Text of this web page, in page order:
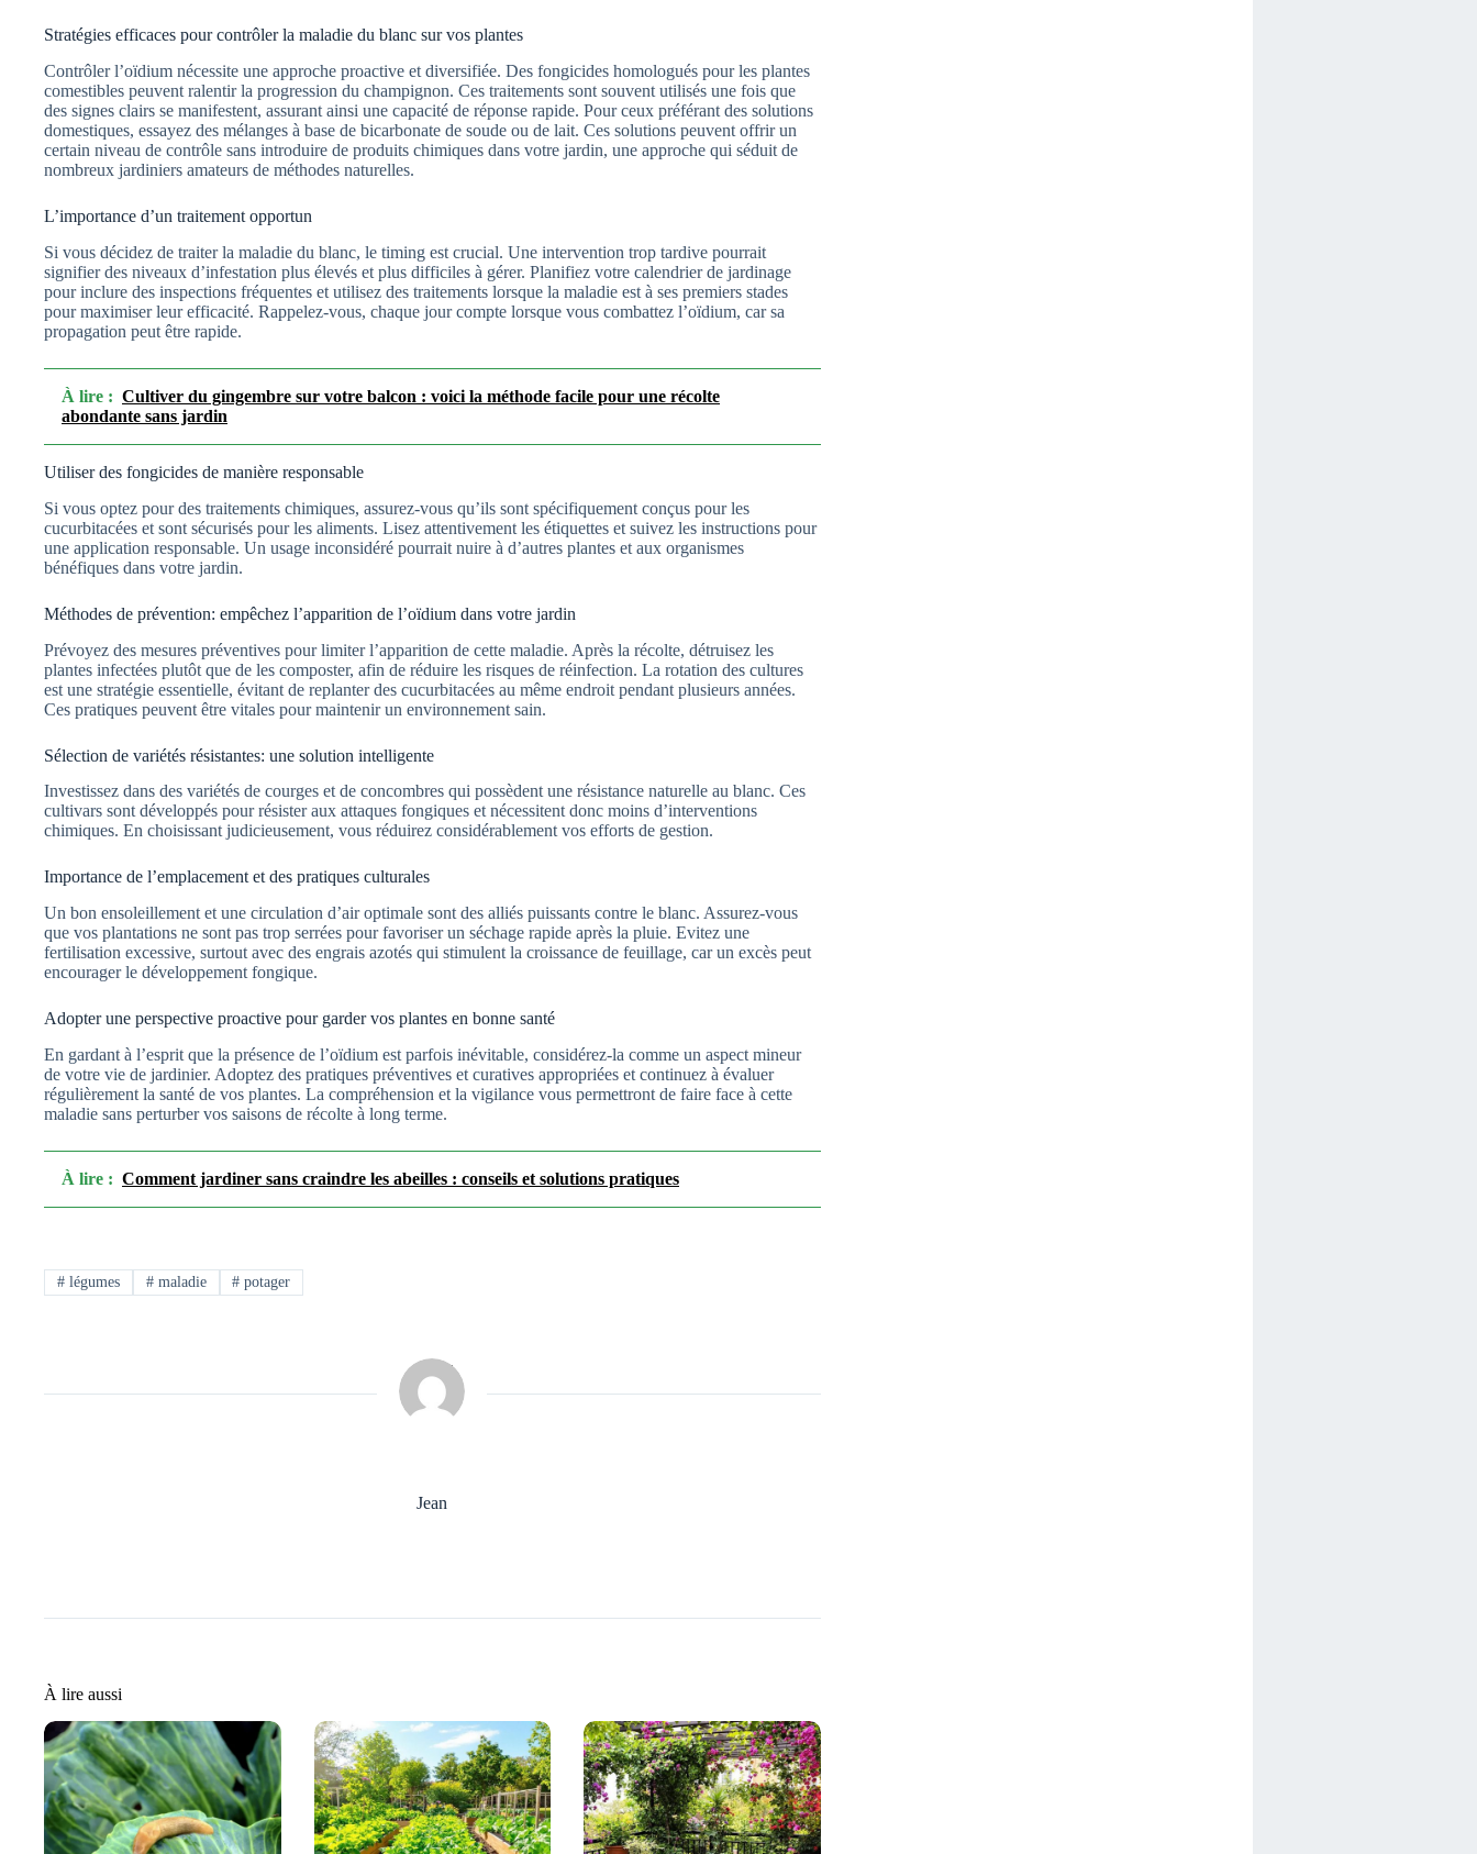
Stratégies efficaces pour contrôler la maladie du blanc sur vos plantes
Contrôler l’oïdium nécessite une approche proactive et diversifiée. Des fongicides homologués pour les plantes
comestibles peuvent ralentir la progression du champignon. Ces traitements sont souvent utilisés une fois que
des signes clairs se manifestent, assurant ainsi une capacité de réponse rapide. Pour ceux préférant des solutions
domestiques, essayez des mélanges à base de bicarbonate de soude ou de lait. Ces solutions peuvent offrir un
certain niveau de contrôle sans introduire de produits chimiques dans votre jardin, une approche qui séduit de
nombreux jardiniers amateurs de méthodes naturelles.
L’importance d’un traitement opportun
Si vous décidez de traiter la maladie du blanc, le timing est crucial. Une intervention trop tardive pourrait
signifier des niveaux d’infestation plus élevés et plus difficiles à gérer. Planifiez votre calendrier de jardinage
pour inclure des inspections fréquentes et utilisez des traitements lorsque la maladie est à ses premiers stades
pour maximiser leur efficacité. Rappelez-vous, chaque jour compte lorsque vous combattez l’oïdium, car sa
propagation peut être rapide.
À lire : Cultiver du gingembre sur votre balcon : voici la méthode facile pour une récolte
abondante sans jardin
Utiliser des fongicides de manière responsable
Si vous optez pour des traitements chimiques, assurez-vous qu’ils sont spécifiquement conçus pour les
cucurbitacées et sont sécurisés pour les aliments. Lisez attentivement les étiquettes et suivez les instructions pour
une application responsable. Un usage inconsidéré pourrait nuire à d’autres plantes et aux organismes
bénéfiques dans votre jardin.
Méthodes de prévention: empêchez l’apparition de l’oïdium dans votre jardin
Prévoyez des mesures préventives pour limiter l’apparition de cette maladie. Après la récolte, détruisez les
plantes infectées plutôt que de les composter, afin de réduire les risques de réinfection. La rotation des cultures
est une stratégie essentielle, évitant de replanter des cucurbitacées au même endroit pendant plusieurs années.
Ces pratiques peuvent être vitales pour maintenir un environnement sain.
Sélection de variétés résistantes: une solution intelligente
Investissez dans des variétés de courges et de concombres qui possèdent une résistance naturelle au blanc. Ces
cultivars sont développés pour résister aux attaques fongiques et nécessitent donc moins d’interventions
chimiques. En choisissant judicieusement, vous réduirez considérablement vos efforts de gestion.
Importance de l’emplacement et des pratiques culturales
Un bon ensoleillement et une circulation d’air optimale sont des alliés puissants contre le blanc. Assurez-vous
que vos plantations ne sont pas trop serrées pour favoriser un séchage rapide après la pluie. Evitez une
fertilisation excessive, surtout avec des engrais azotés qui stimulent la croissance de feuillage, car un excès peut
encourager le développement fongique.
Adopter une perspective proactive pour garder vos plantes en bonne santé
En gardant à l’esprit que la présence de l’oïdium est parfois inévitable, considérez-la comme un aspect mineur
de votre vie de jardinier. Adoptez des pratiques préventives et curatives appropriées et continuez à évaluer
régulièrement la santé de vos plantes. La compréhension et la vigilance vous permettront de faire face à cette
maladie sans perturber vos saisons de récolte à long terme.
À lire : Comment jardiner sans craindre les abeilles : conseils et solutions pratiques
#légumes #maladie # potager
Jean
À lire aussi